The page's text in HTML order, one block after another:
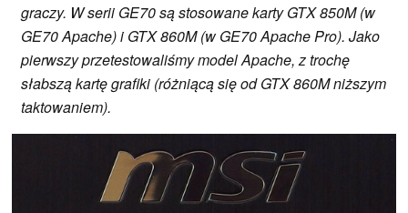
graczy. W serii GE70 są stosowane karty GTX 850M (w
GE70 Apache) i GTX 860M (w GE70 Apache Pro). Jako
pierwszy przetestowaliśmy model Apache, z trochę
słabszą kartę grafiki (różniącą się od GTX 860M niższym
taktowaniem).